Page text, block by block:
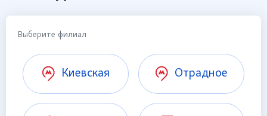
Выберите филиал
Киевская Отрадное